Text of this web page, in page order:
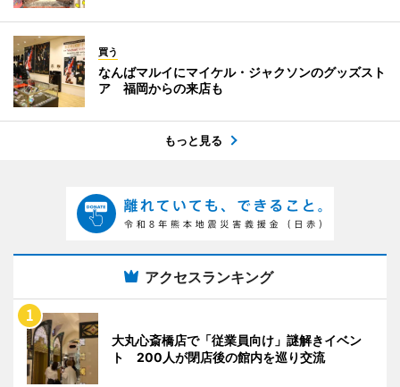
買う
なんばマルイにマイケル・ジャクソンのグッズスト
ア 福岡からの来店も
もっと見る
アクセスランキング
大丸心斎橋店で「従業員向け」謎解きイベン
ト 200人が閉店後の館内を巡り交流